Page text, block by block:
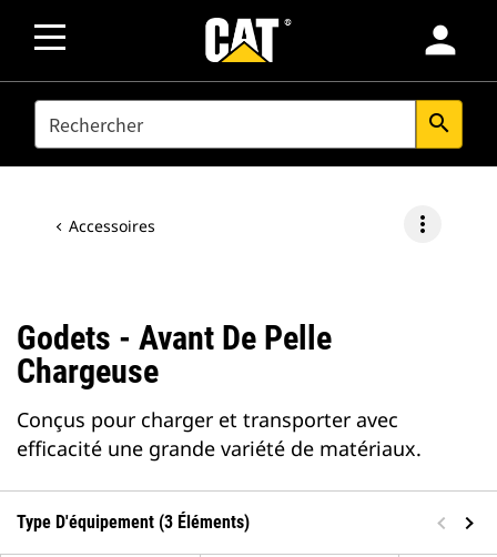
person
SEARCH search
Accessoires more_vert
Godets - Avant De Pelle
Chargeuse
Conçus pour charger et transporter avec
efficacité une grande variété de matériaux.
Type D'équipement (3 Éléments)